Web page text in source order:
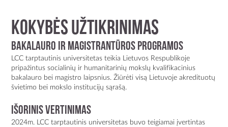
Kokybės užtikrinimas
BAKALAURO IR MAGISTRANTŪROS PROGRAMOS
LCC tarptautinis universitetas teikia Lietuvos Respublikoje
pripažintus socialinių ir humanitarinių mokslų kvalifikacinius
bakalauro bei magistro laipsnius. Žiūrėti visą Lietuvoje akredituotų
švietimo bei mokslo institucijų sąrašą.
IŠORINIS VERTINIMAS
2024m. LCC tarptautinis universitetas buvo teigiamai įvertintas